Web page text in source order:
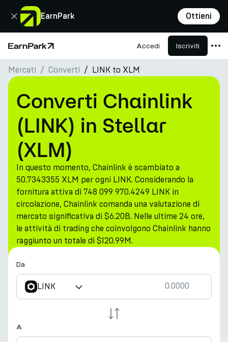
EarnPark Ottieni
Chiudi
Pagina principale Accedi Iscriviti
Prodotti
Mercati
Calcolatori
PARK Token
Risorse
Azienda
Mercati Converti LINK to XLM
Converti Chainlink
(LINK) in Stellar
(XLM)
In questo momento, Chainlink è scambiato a
50.7343355 XLM per ogni LINK. Considerando la
fornitura attiva di 748 099 970.4249 LINK in
circolazione, Chainlink comanda una valutazione di
mercato significativa di $6.20B. Nelle ultime 24 ore,
le attività di trading che coinvolgono Chainlink hanno
raggiunto un totale di $120.99M.
Da
LINK
A